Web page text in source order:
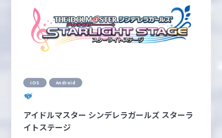
iOS Android
アイドルマスター シンデレラガールズ スターラ
イトステージ